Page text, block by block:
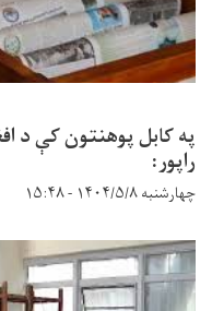
په کابل پوهنتون کې د
راپور:
چهارشنبه ۱۴۰۴/۵/۸ - ۱۵:۴۸